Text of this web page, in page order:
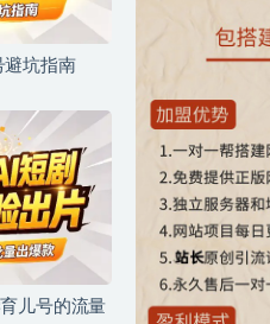
避坑指南
儿号的流量